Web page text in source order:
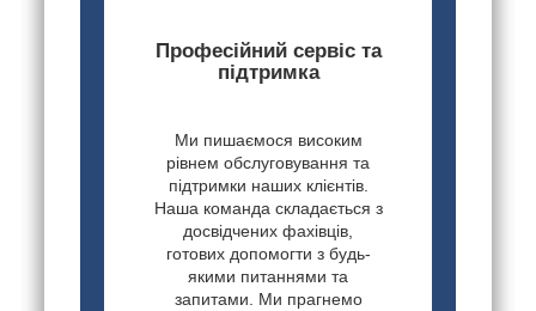
Професійний сервіс та
підтримка
Ми пишаємося високим
рівнем обслуговування та
підтримки наших клієнтів.
Наша команда складається з
досвідчених фахівців,
готових допомогти з будь-
якими питаннями та
запитами. Ми прагнемо